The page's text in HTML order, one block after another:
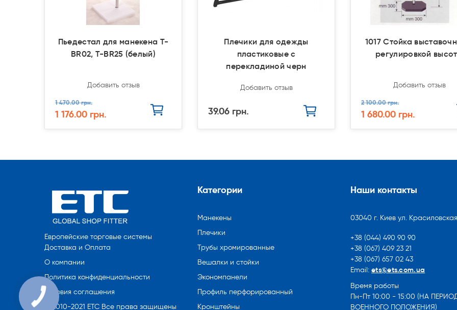
Пьедестал для манекена T-
BR02, T-BR25 (белый)
Добавить отзыв
1 470.00 грн.
1 176.00 грн.
Плечики для одежды
пластиковые с
перекладиной черн
Добавить отзыв
39.06 грн.
1017 Стойка
регулировкой
Добавить отзыв
2 100.00 грн.
1 680.00 грн.
Европейские торговые системы
Доставка и Оплата
О компании
Политика конфиденциальности
Условия соглашения
© 2010-2021 ETC Все права защищены
Категории
Манекены
Плечики
Трубы хромированные
Вешалки и стойки
Экономпанели
Профиль перфорированный
Кронштейны
Наши контакты
03040 г. Киев ул.
+38 (044) 490 90 90
+38 (067) 409 23 21
+38 (067) 657 02 43
Email: ets@ets.com.ua
Время работы
Пн-Пт 10:00 - 15:00 (НА
ВОЕННОГО ПОЛОЖЕНИЯ)